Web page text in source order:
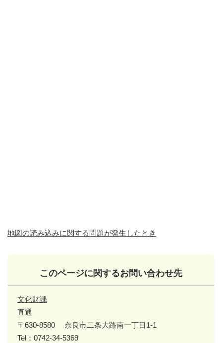
地図の読み込みに関する問題が発生したとき
このページに関するお問い合わせ先
文化財課
直通
〒630-8580
奈良市二条大路南一丁目1-1
Tel：0742-34-5369